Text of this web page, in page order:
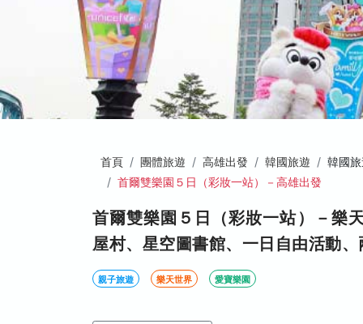
首頁 團體旅遊 高雄出發 韓國旅遊
韓國
首爾雙樂園５日（彩妝一站）－高雄出發
首爾雙樂園５日（彩妝一站）－樂
屋村、星空圖書館、一日自由活動
親子旅遊 樂天世界 愛寶樂園